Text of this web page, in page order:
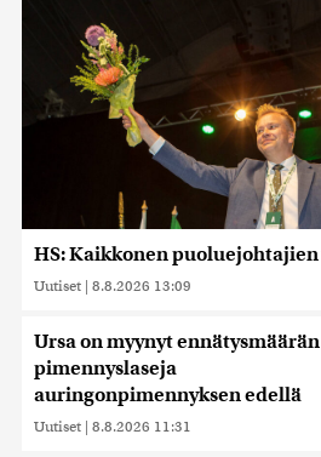
HS: Kaikkonen
Uutiset | 8.8.2026 13:09
Ursa on myynyt ennätysmäärän
pimennyslaseja
auringonpimennyksen edellä
Uutiset | 8.8.2026 11:31